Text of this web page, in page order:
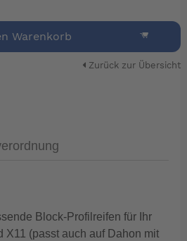
Warenkorb
Zurück zur Übersicht
Block-Profilreifen für Ihr
X11 (passt auch auf Dahon mit